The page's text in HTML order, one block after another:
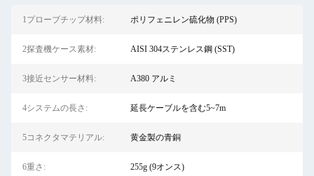
1プローブチップ材料: ポリフェニレン硫化物 (PPS)
2探査機ケース素材: AISI 304ステンレス鋼 (SST)
3接近センサー材料: A380 アルミ
4システムの長さ: 延長ケーブルを含む5~7m
5コネクタマテリアル: 黄金製の青銅
6重さ: 255g (9オンス)